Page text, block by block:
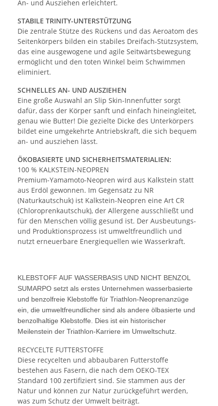
An- und Ausziehen erleichtert.
STABILE TRINITY-UNTERSTÜTZUNG
Die zentrale Stütze des Rückens und das Aeroatom des
Seitenkörpers bilden ein stabiles Dreifach-Stützsystem,
das eine ausgewogene und agile Seitwärtsbewegung
ermöglicht und den toten Winkel beim Schwimmen
eliminiert.
SCHNELLES AN- UND AUSZIEHEN
Eine große Auswahl an Slip Skin-Innenfutter sorgt
dafür, dass der Körper sanft und einfach hineingleitet,
genau wie Butter! Die gezielte Dicke des Unterkörpers
bildet eine umgekehrte Antriebskraft, die sich bequem
an- und ausziehen lässt.
ÖKOBASIERTE UND SICHERHEITSMATERIALIEN:
100 % KALKSTEIN-NEOPREN
Premium-Yamamoto-Neopren wird aus Kalkstein statt
aus Erdöl gewonnen. Im Gegensatz zu NR
(Naturkautschuk) ist Kalkstein-Neopren eine Art CR
(Chloroprenkautschuk), der Allergene ausschließt und
für den Menschen völlig gesund ist. Der Ausbeutungs-
und Produktionsprozess ist umweltfreundlich und
nutzt erneuerbare Energiequellen wie Wasserkraft.
KLEBSTOFF AUF WASSERBASIS UND NICHT BENZOL
SUMARPO setzt als erstes Unternehmen wasserbasierte
und benzolfreie Klebstoffe für Triathlon-Neoprenanzüge
ein, die umweltfreundlicher sind als andere ölbasierte und
benzolhaltige Klebstoffe. Dies ist ein historischer
Meilenstein der Triathlon-Karriere im Umweltschutz.
RECYCELTE FUTTERSTOFFE
Diese recycelten und abbaubaren Futterstoffe
bestehen aus Fasern, die nach dem OEKO-TEX
Standard 100 zertifiziert sind. Sie stammen aus der
Natur und können zur Natur zurückgeführt werden,
was zum Schutz der Umwelt beiträgt.